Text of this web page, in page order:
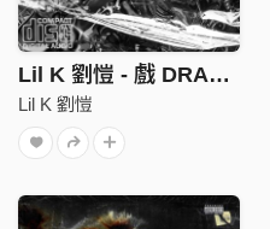
Lil K 劉愷 - 戲 DRAMA (Official Audio)
Lil K 劉愷